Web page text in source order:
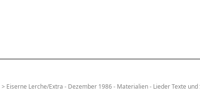
> Eiserne Lerche/Extra - Dezember 1986 - Materialien - Lieder Texte